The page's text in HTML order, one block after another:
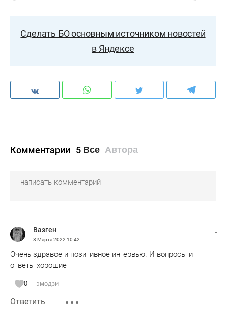
Сделать БО основным источником новостей
в Яндексе
Комментарии 5 Все Автора
Вазген
8 Марта 202210:42
Очень здравое и позитивное интервью. И вопросы и
ответы хорошие
0 эмодзи
Ответить